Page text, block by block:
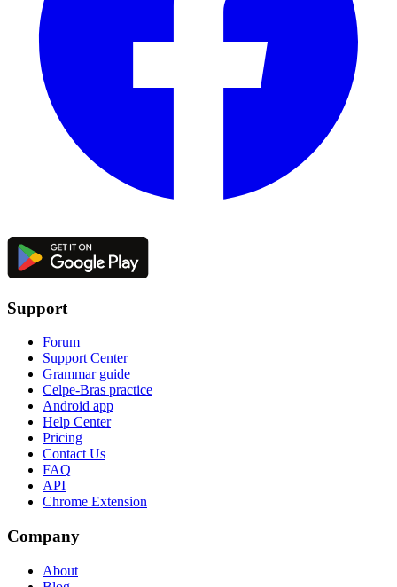
Support
Forum
Support Center
Grammar guide
Celpe-Bras practice
Android app
Help Center
Pricing
Contact Us
FAQ
API
Chrome Extension
Company
About